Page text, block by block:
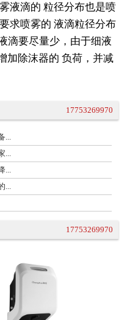
液滴的 粒径分布也是喷
求喷雾的 液滴粒径分布
滴要尽量少，由于细液
加除沫器的 负荷，并减
17753269970
17753269970